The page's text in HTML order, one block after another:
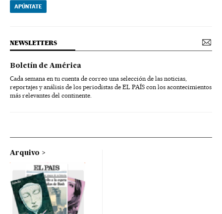
APÚNTATE
NEWSLETTERS
Boletín de América
Cada semana en tu cuenta de correo una selección de las noticias,
reportajes y análisis de los periodistas de EL PAÍS con los acontecimientos
más relevantes del continente.
Arquivo